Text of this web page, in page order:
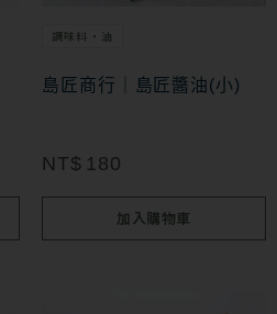
調味料・油
島匠商行｜島匠醬油(小)
NT$ 180
加入購物車